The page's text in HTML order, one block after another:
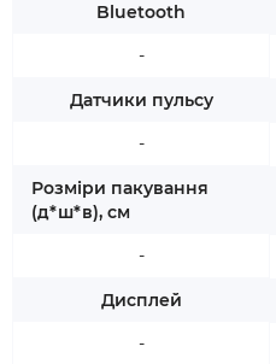
Bluetooth
-
Датчики пульсу
-
Розміри пакування
(д*ш*в), см
-
Дисплей
-